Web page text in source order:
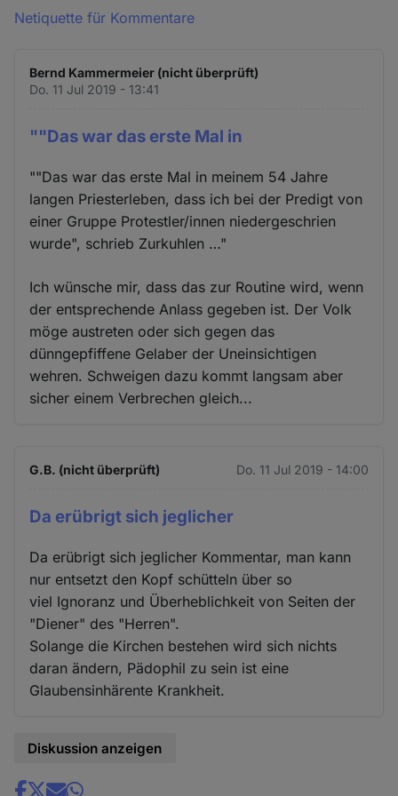
Netiquette für Kommentare
Bernd Kammermeier (nicht überprüft)
Do. 11 Jul 2019 - 13:41
""Das war das erste Mal in
""Das war das erste Mal in meinem 54 Jahre
langen Priesterleben, dass ich bei der Predigt von
einer Gruppe Protestler/innen niedergeschrien
wurde", schrieb Zurkuhlen …"
Ich wünsche mir, dass das zur Routine wird, wenn
der entsprechende Anlass gegeben ist. Der Volk
möge austreten oder sich gegen das
dünngepfiffene Gelaber der Uneinsichtigen
wehren. Schweigen dazu kommt langsam aber
sicher einem Verbrechen gleich...
G.B. (nicht überprüft) Do. 11 Jul 2019 - 14:00
Da erübrigt sich jeglicher
Da erübrigt sich jeglicher Kommentar, man kann
nur entsetzt den Kopf schütteln über so
viel Ignoranz und Überheblichkeit von Seiten der
"Diener" des "Herren".
Solange die Kirchen bestehen wird sich nichts
daran ändern, Pädophil zu sein ist eine
Glaubensinhärente Krankheit.
Diskussion anzeigen